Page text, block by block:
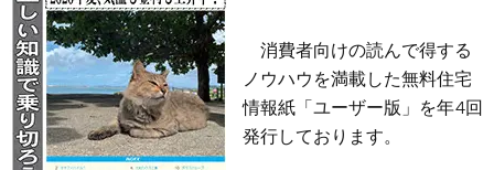
消費者向けの読んで得する
ノウハウを満載した無料住宅
情報紙「ユーザー版」を年4回
発行しております。